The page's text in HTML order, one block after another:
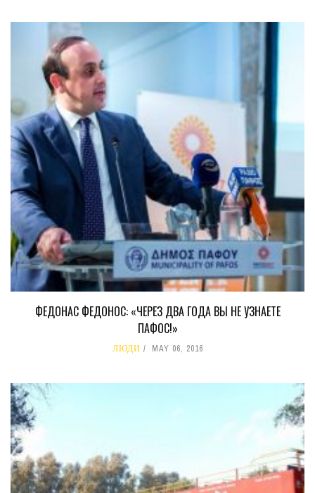
ФЕДОНАС ФЕДОНОС: «ЧЕРЕЗ ДВА ГОДА ВЫ НЕ УЗНАЕТЕ
ПАФОС!»
ЛЮДИ MAY 06, 2016